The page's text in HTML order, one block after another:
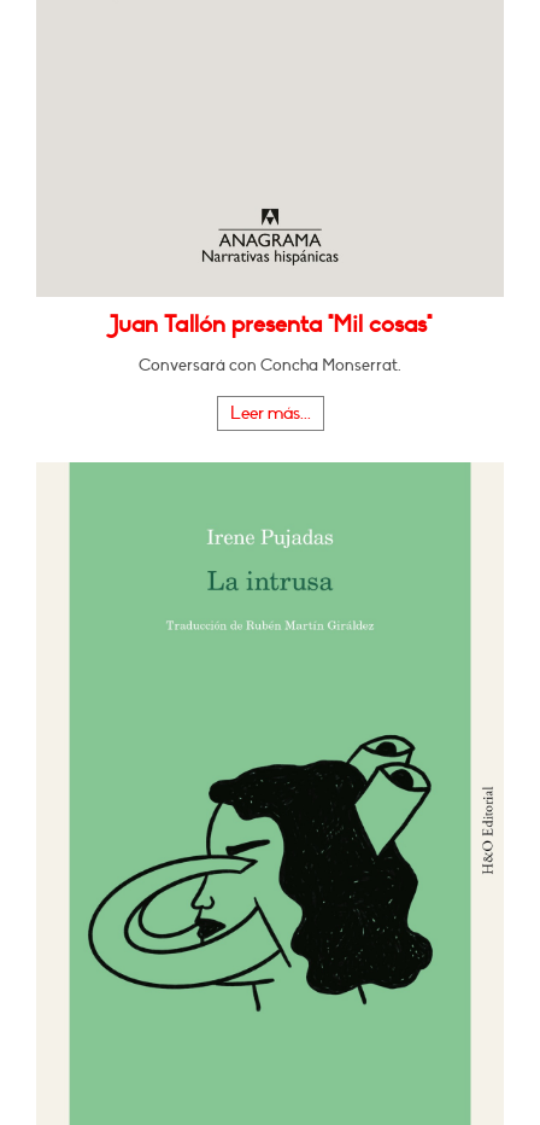
Juan Tallón presenta "Mil cosas"
Conversará con Concha Monserrat.
Leer más...